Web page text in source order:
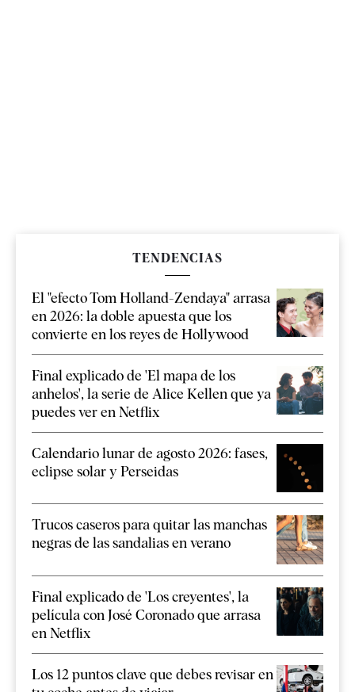
TENDENCIAS
El "efecto Tom Holland-Zendaya" arrasa
en 2026: la doble apuesta que los
convierte en los reyes de Hollywood
Final explicado de 'El mapa de los
anhelos', la serie de Alice Kellen que ya
puedes ver en Netflix
Calendario lunar de agosto 2026: fases,
eclipse solar y Perseidas
Trucos caseros para quitar las manchas
negras de las sandalias en verano
Final explicado de 'Los creyentes', la
película con José Coronado que arrasa
en Netflix
Los 12 puntos clave que debes revisar en